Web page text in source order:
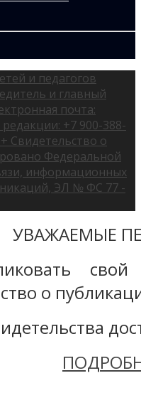
и педагогов
и главный
почта:
+7 900-388-
Свидетельство о
Федеральной
информационных
ЭЛ № ФС 77 -
УВАЖАЕМЫЕ
о